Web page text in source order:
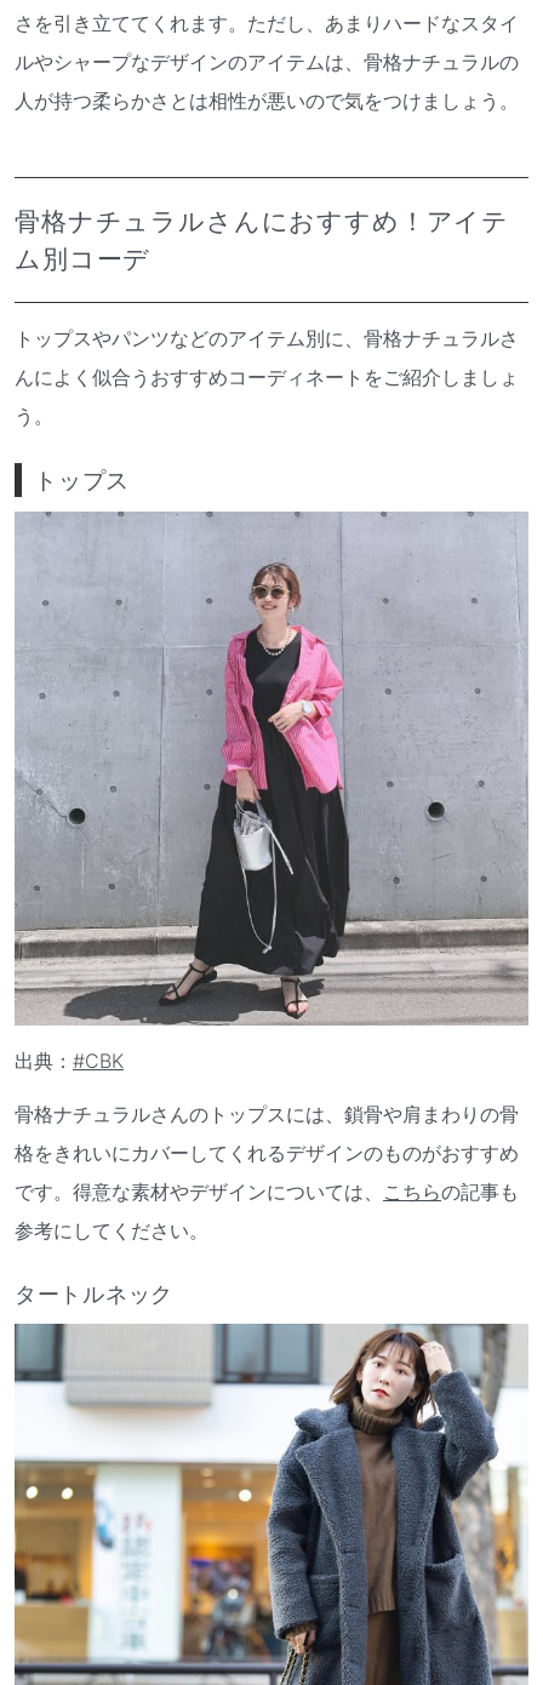
さを引き立ててくれます。ただし、あまりハードなスタイ
ルやシャープなデザインのアイテムは、骨格ナチュラルの
人が持つ柔らかさとは相性が悪いので気をつけましょう。
骨格ナチュラルさんにおすすめ！アイテ
ム別コーデ
トップスやパンツなどのアイテム別に、骨格ナチュラルさ
んによく似合うおすすめコーディネートをご紹介しましょ
う。
トップス
出典： #CBK
骨格ナチュラルさんのトップスには、鎖骨や肩まわりの骨
格をきれいにカバーしてくれるデザインのものがおすすめ
です。得意な素材やデザインについては、 こちらの記事も
参考にしてください。
タートルネック